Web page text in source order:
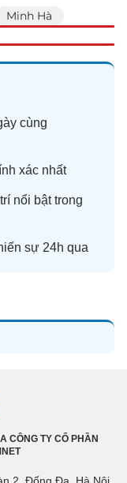
Minh Hà
cùng
xác nhất
nổi bật trong
sự 24h qua
CÔNG TY CỔ PHẦN